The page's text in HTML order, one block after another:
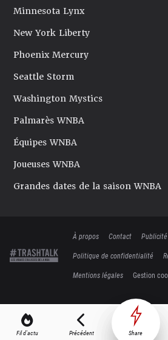
Fil d'actu Précédent Share
Minnesota Lynx
New York Liberty
Phoenix Mercury
Seattle Storm
Washington Mystics
Palmarès WNBA
Équipes WNBA
Joueuses WNBA
Grandes dates de la saison WNBA
À propos Contact
Publicité
Politique de confidentialité
Mentions légales
Gestion